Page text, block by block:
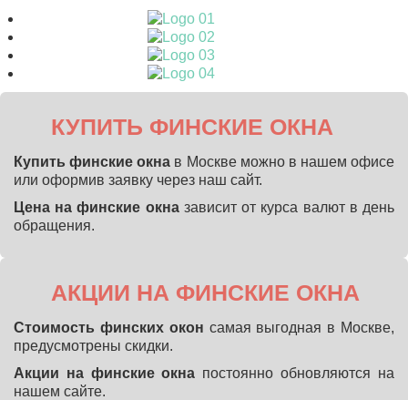
КУПИТЬ ФИНСКИЕ ОКНА
Купить финские окна в Москве можно в нашем офисе
или оформив заявку через наш сайт.
Цена на финские окназависит от курса валют в день
обращения.
АКЦИИ НА ФИНСКИЕ ОКНА
Стоимость финских окон самая выгодная в Москве,
предусмотрены скидки.
Акции на финские окна постоянно обновляются на
нашем сайте.